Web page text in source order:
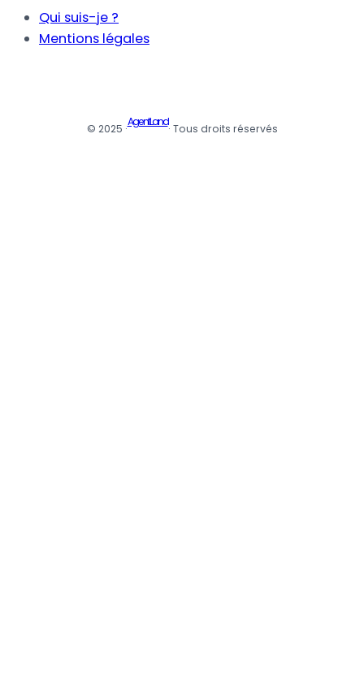
Qui suis-je ?
Mentions légales
© 2025 ·
AgentLand
· Tous droits réservés